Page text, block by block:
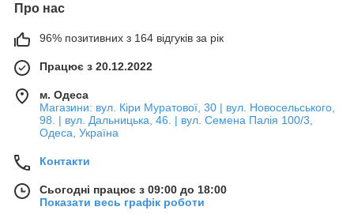
Про нас
96% позитивних з 164 відгуків за рік
Працює з 20.12.2022
м. Одеса
Магазини: вул. Кіри Муратової, 30 | вул. Новосельського,
98. | вул. Дальницька, 46. | вул. Семена Палія 100/3,
Одеса, Україна
Контакти
Сьогодні працює з 09:00 до 18:00
Показати весь графік роботи